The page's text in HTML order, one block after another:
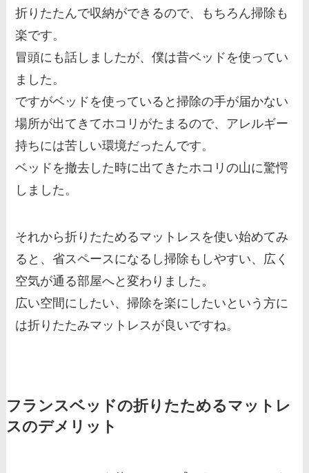
折りたたんで収納ができるので、もちろん掃除も
楽です。
冒頭にも話しましたが、僕は昔ベッドを使ってい
ました。
ですがベッドを使っていると掃除の手が届かない
場所が出てきてホコリがたまるので、アレルギー
持ちには苦しい環境だったんです。
ベッドを撤去した時に出てきたホコリの山に驚愕
しました。
それから折りたためるマットレスを使い始めてみ
ると、省スペースになるし掃除もしやすい、広く
空気が通る部屋へと変わりました。
広い空間にしたい、掃除を楽にしたいという方に
は折りたたみマットレスが良いですね。
フランスベッドの折りたためるマットレ
スのデメリット